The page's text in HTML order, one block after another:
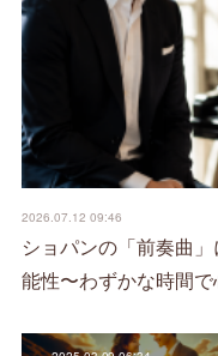
2026.07.12 09:46
ショパンの「前奏曲
能性〜わずかな時間